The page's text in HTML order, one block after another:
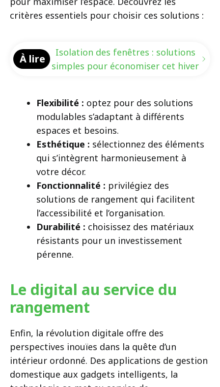
critères essentiels pour choisir ces solutions :
À lire
Isolation des fenêtres : solutions
simples pour économiser cet hiver
Flexibilité : optez pour des solutions
modulables s’adaptant à différents
espaces et besoins.
Esthétique : sélectionnez des éléments
qui s’intègrent harmonieusement à
votre décor.
Fonctionnalité : privilégiez des
solutions de rangement qui facilitent
l’accessibilité et l’organisation.
Durabilité : choisissez des matériaux
résistants pour un investissement
pérenne.
Le digital au service du
rangement
Enfin, la révolution digitale offre des
perspectives inouïes dans la quête d’un
intérieur ordonné. Des applications de gestion
domestique aux gadgets intelligents, la